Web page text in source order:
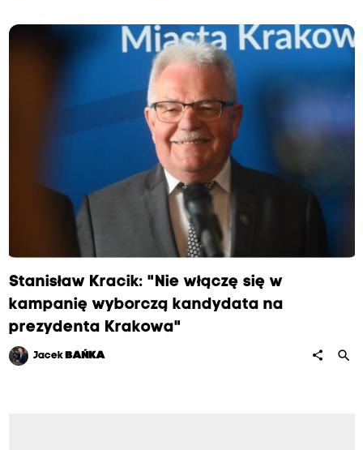
Stanisław Kracik: "Nie włączę się w
kampanię wyborczą kandydata na
prezydenta Krakowa"
Jacek BAŃKA share search